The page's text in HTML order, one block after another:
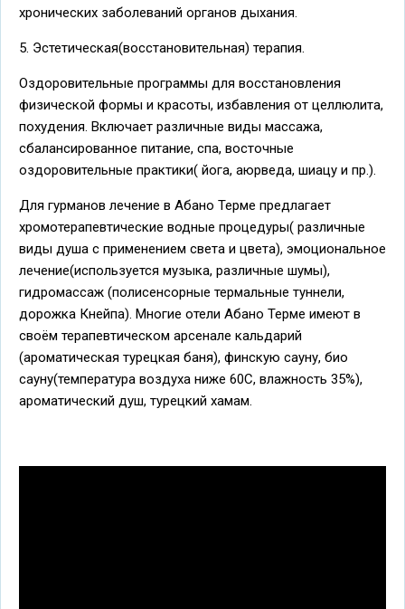
хронических заболеваний органов дыхания.
5. Эстетическая(восстановительная) терапия.
Оздоровительные программы для восстановления
физической формы и красоты, избавления от целлюлита,
похудения. Включает различные виды массажа,
сбалансированное питание, спа, восточные
оздоровительные практики( йога, аюрведа, шиацу и пр.).
Для гурманов лечение в Абано Терме предлагает
хромотерапевтические водные процедуры( различные
виды душа с применением света и цвета), эмоциональное
лечение(используется музыка, различные шумы),
гидромассаж (полисенсорные термальные туннели,
дорожка Кнейпа). Многие отели Абано Терме имеют в
своём терапевтическом арсенале кальдарий
(ароматическая турецкая баня), финскую сауну, био
сауну(температура воздуха ниже 60C, влажность 35%),
ароматический душ, турецкий хамам.